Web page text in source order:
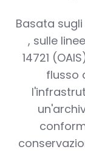
Basata
, sulle
14721
flusso